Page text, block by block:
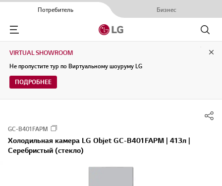
Потребитель Бизнес
Menu
Поиск
VIRTUAL SHOWROOM
Не пропустите тур по Виртуальному шоуруму LG
ПОДРОБНЕЕ
GC-B401FAPM
Холодильная камера LG Objet GC-B401FAPM | 413л |
Серебристый (стекло)